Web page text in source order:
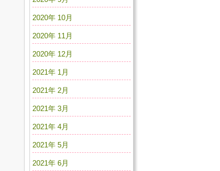
2020年 10月
2020年 11月
2020年 12月
2021年 1月
2021年 2月
2021年 3月
2021年 4月
2021年 5月
2021年 6月